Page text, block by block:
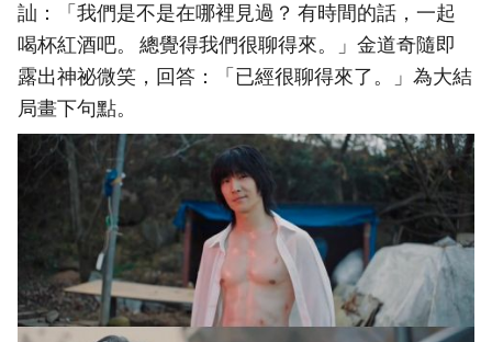
訕：「我們是不是在哪裡見過？ 有時間的話，一起
喝杯紅酒吧。 總覺得我們很聊得來。」金道奇隨即
露出神祕微笑，回答：「已經很聊得來了。」為大結
局畫下句點。